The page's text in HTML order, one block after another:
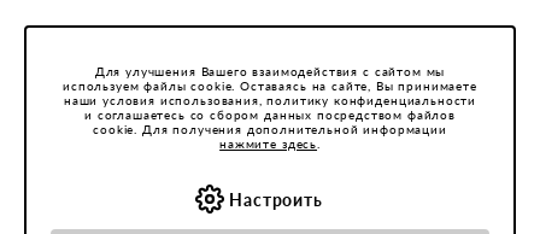
Для улучшения Вашего взаимодействия с сайтом мы
используем файлы cookie. Оставаясь на сайте, Вы принимаете
наши условия использования, политику конфиденциальности
и соглашаетесь со сбором данных посредством файлов
cookie. Для получения дополнительной информации
нажмите здесь
Настроить